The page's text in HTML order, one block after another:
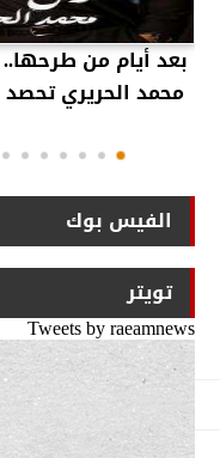
بعد أيام من
محمد الحريري
الفيس بوك
تويتر
Tweets by raeamnews